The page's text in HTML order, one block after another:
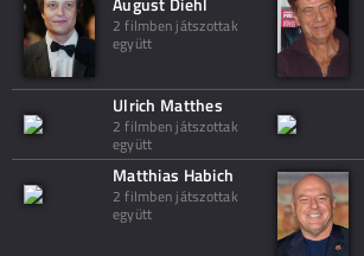
2 filmben játszottak
együtt
Ulrich Matthes
2 filmben játszottak
együtt
Matthias Habich
2 filmben játszottak
együtt